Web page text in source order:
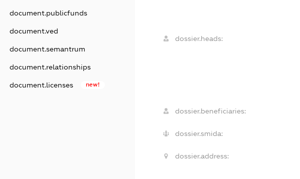
document.publicfunds
document.ved
document.semantrum
document.relationships
document.licenses new!
dossier.heads:
dossier.beneficiaries:
dossier.smida:
dossier.address: